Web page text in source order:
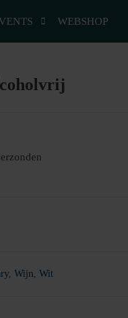
WEBSHOP
, Wijn, Wit